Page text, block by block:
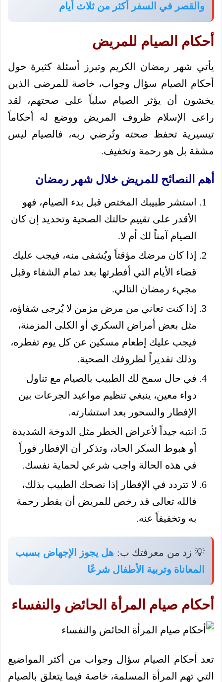
والقصر في السفر أكثر من ثلاث أيام
أحكام الصيام للمريض
يأتي شهر رمضان الكريم وتبرز أسئلة كثيرة حول
أحكام الصيام سؤال وجواب، خاصة للمرضى الذين
يخشون أن يؤثر الصيام سلباً على صحتهم، لقد
راعى الإسلام ظروف المريض ووضع له أحكاماً
تيسيرية تحفظ صحته وتُرضي ربه، فالصيام ليس
مشقة بل هو رحمة وتخفيف.
أهم النصائح للمريض خلال شهر رمضان
استشر طبيبك المختص قبل بدء الصيام، فهو
الأقدر على تقييم حالتك الصحية وتحديد إن كان
الصيام آمناً لك أم لا.
إذا كان مرضك مؤقتاً ويُشفى منه، فيجب عليك
قضاء الأيام التي أفطرتها بعد تمام الشفاء وقبل
مجيء رمضان التالي.
إذا كنت تعاني من مرض مزمن لا يُرجى شفاؤه،
مثل بعض أمراض السكري أو الكلى المزمنة،
فيجب عليك إطعام مسكين عن كل يوم تفطره،
وذلك تقديراً لظروفك الصحية.
في حال سمح لك الطبيب بالصيام مع تناول
دواء معين، ينبغي تنظيم مواعيد الجرعات بين
الإفطار والسحور بعد استشارته.
انتبه جيداً لأعراض الخطر مثل الدوخة الشديدة
أو هبوط السكر الحاد، وتذكر أن الإفطار فوراً
في هذه الحالة واجب شرعي لحماية نفسك.
لا تتردد في الإفطار إذا نصحك الطبيب بذلك،
فالله تعالى قد رخص للمريض أن يفطر رحمة
به وتخفيفاً عنه.
💡 زد من معرفتك ب: هل يجوز الإجهاض بسبب
المعاناة وتربية الأطفال شرعًا
أحكام صيام المرأة الحائض والنفساء
تعد أحكام الصيام سؤال وجواب من أكثر المواضيع
التي تهم المرأة المسلمة، خاصة فيما يتعلق بالصيام